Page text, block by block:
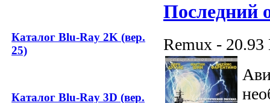
Каталог Blu-Ray 2K (вер.
25)
Каталог Blu-Ray 3D (вер.
Последний
Remux - 20.93